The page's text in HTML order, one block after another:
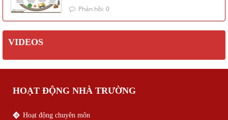
Phản hồi: 0
VIDEOS
HOẠT ĐỘNG NHÀ TRƯỜNG
Hoạt động chuyên môn